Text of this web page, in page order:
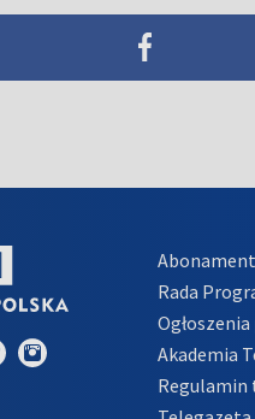
Rada
Akademia
Regulamin